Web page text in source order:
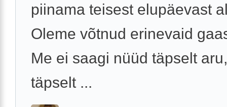
piinama teisest elupäevast
Oleme võtnud erinevaid
Me ei saagi nüüd täpselt
täpselt ...